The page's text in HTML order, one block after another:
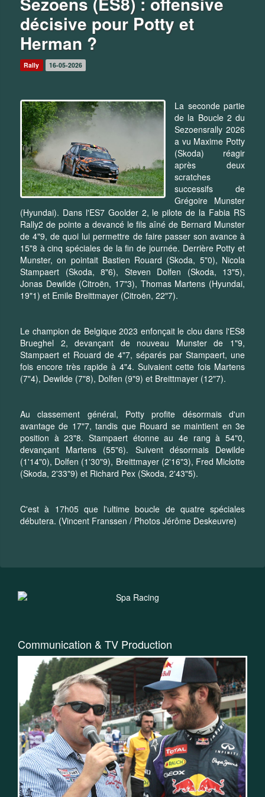
décisive pour Potty et
Herman ?
Rally 16-05-2026
La seconde partie
de la Boucle 2 du
Sezoensrally 2026
a vu Maxime Potty
(Skoda) réagir
après deux
scratches
successifs de
Grégoire Munster
(Hyundai). Dans l'ES7 Goolder 2, le pilote de la Fabia RS
Rally2 de pointe a devancé le fils aîné de Bernard Munster
de 4"9, de quoi lui permettre de faire passer son avance à
15"8 à cinq spéciales de la fin de journée. Derrière Potty et
Munster, on pointait Bastien Rouard (Skoda, 5"0), Nicola
Stampaert (Skoda, 8"6), Steven Dolfen (Skoda, 13"5),
Jonas Dewilde (Citroën, 17"3), Thomas Martens (Hyundai,
19"1) et Emile Breittmayer (Citroën, 22"7).
Le champion de Belgique 2023 enfonçait le clou dans l'ES8
Brueghel 2, devançant de nouveau Munster de 1"9,
Stampaert et Rouard de 4"7, séparés par Stampaert, une
fois encore très rapide à 4"4. Suivaient cette fois Martens
(7"4), Dewilde (7"8), Dolfen (9"9) et Breittmayer (12"7).
Au classement général, Potty profite désormais d'un
avantage de 17"7, tandis que Rouard se maintient en 3e
position à 23"8. Stampaert étonne au 4e rang à 54"0,
devançant Martens (55"6). Suivent désormais Dewilde
(1'14"0), Dolfen (1'30"9), Breittmayer (2'16"3), Fred Miclotte
(Skoda, 2'33"9) et Richard Pex (Skoda, 2'43"5).
C'est à 17h05 que l'ultime boucle de quatre spéciales
débutera. (Vincent Franssen / Photos Jérôme Deskeuvre)
Communication & TV Production